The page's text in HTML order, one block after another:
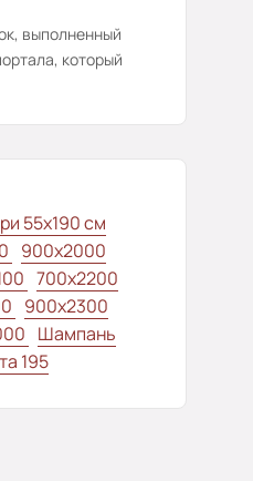
выполненный
который
55х190 см
900x2000
700x2200
900x2300
Шампань
195